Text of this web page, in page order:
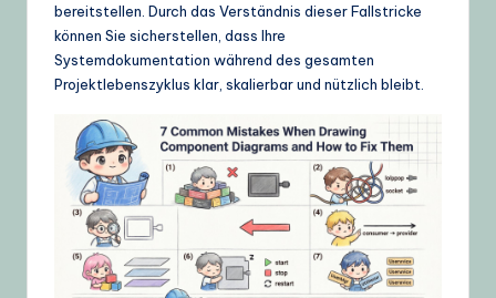
p
bereitstellen. Durch das Verständnis dieser Fallstricke
können Sie sicherstellen, dass Ihre
Systemdokumentation während des gesamten
Projektlebenszyklus klar, skalierbar und nützlich bleibt.